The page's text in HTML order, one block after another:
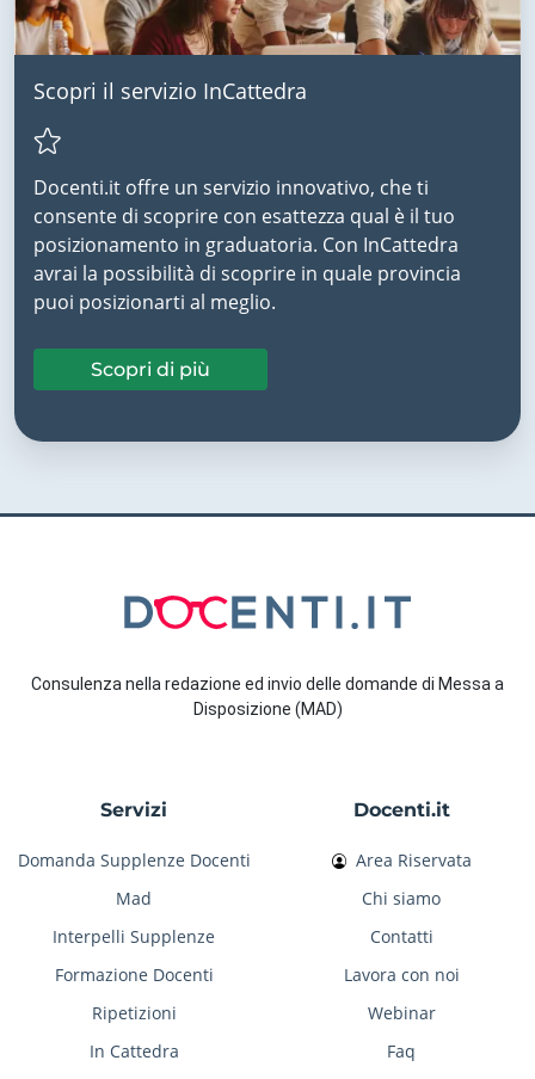
Scopri il servizio InCattedra
Docenti.it offre un servizio innovativo, che ti
consente di scoprire con esattezza qual è il tuo
posizionamento in graduatoria. Con InCattedra
avrai la possibilità di scoprire in quale provincia
puoi posizionarti al meglio.
Scopri di più
Consulenza nella redazione ed invio delle domande di Messa a
Disposizione (MAD)
Servizi
Domanda Supplenze Docenti
Mad
Interpelli Supplenze
Formazione Docenti
Ripetizioni
In Cattedra
Docenti.it
Area Riservata
Chi siamo
Contatti
Lavora con noi
Webinar
Faq